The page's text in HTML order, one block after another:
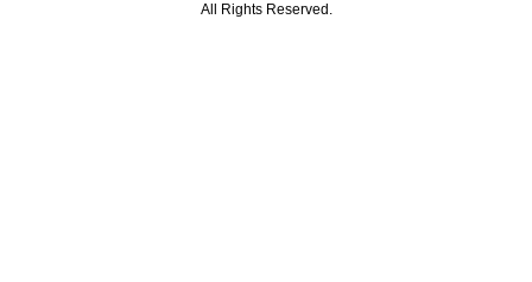
All Rights Reserved.